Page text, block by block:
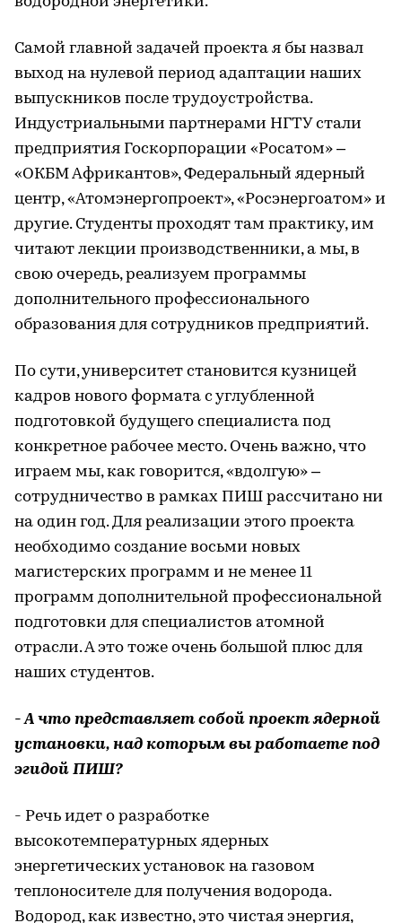
Самой главной задачей проекта я бы назвал
выход на нулевой период адаптации наших
выпускников после трудоустройства.
Индустриальными партнерами НГТУ стали
предприятия Госкорпорации «Росатом» –
«ОКБМ Африкантов», Федеральный ядерный
центр, «Атомэнергопроект», «Росэнергоатом» и
другие. Студенты проходят там практику, им
читают лекции производственники, а мы, в
свою очередь, реализуем программы
дополнительного профессионального
образования для сотрудников предприятий.
По сути, университет становится кузницей
кадров нового формата с углубленной
подготовкой будущего специалиста под
конкретное рабочее место. Очень важно, что
играем мы, как говорится, «вдолгую» –
сотрудничество в рамках ПИШ рассчитано ни
на один год. Для реализации этого проекта
необходимо создание восьми новых
магистерских программ и не менее 11
программ дополнительной профессиональной
подготовки для специалистов атомной
отрасли. А это тоже очень большой плюс для
наших студентов.
- А что представляет собой проект ядерной
установки, над которым вы работаете под
эгидой ПИШ?
- Речь идет о разработке
высокотемпературных ядерных
энергетических установок на газовом
теплоносителе для получения водорода.
Водород, как известно, это чистая энергия,